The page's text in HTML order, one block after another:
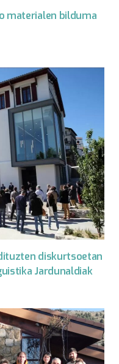
materialen bilduma
diskurtsoetan
Jardunaldiak